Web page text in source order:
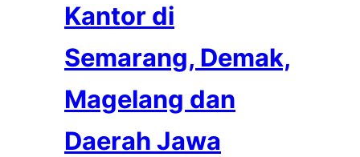
Kantor di
Semarang, Demak,
Magelang dan
Daerah Jawa